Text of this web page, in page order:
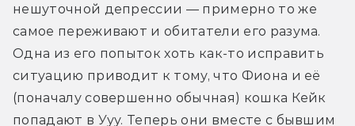
нешуточной депрессии — примерно то же
самое переживают и обитатели его разума.
Одна из его попыток хоть как-то исправить
ситуацию приводит к тому, что Фиона и её
(поначалу совершенно обычная) кошка Кейк
попадают в Ууу. Теперь они вместе с бывшим